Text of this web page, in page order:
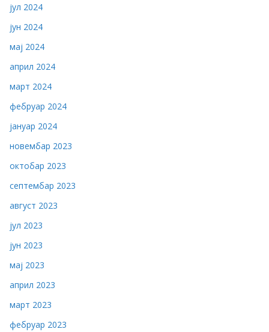
јул 2024
јун 2024
мај 2024
април 2024
март 2024
фебруар 2024
јануар 2024
новембар 2023
октобар 2023
септембар 2023
август 2023
јул 2023
јун 2023
мај 2023
април 2023
март 2023
фебруар 2023